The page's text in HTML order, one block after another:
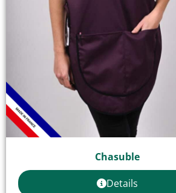
Chasuble
Details